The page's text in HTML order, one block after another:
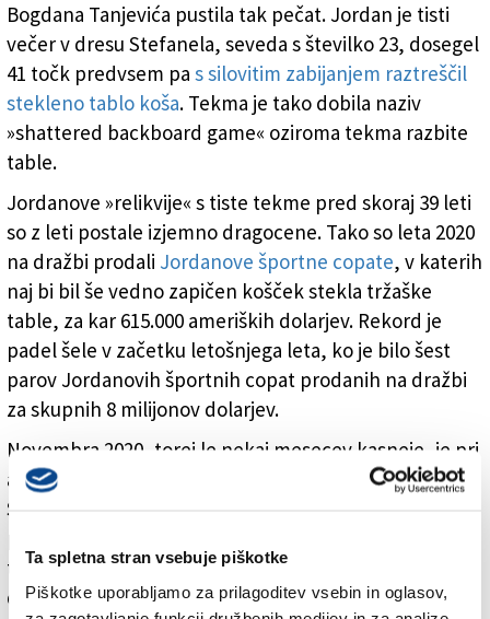
Ta spletna stran vsebuje piškotke
Piškotke uporabljamo za prilagoditev vsebin in oglasov,
Bogdana Tanjevića pustila tak pečat. Jordan je tisti
večer v dresu Stefanela, seveda s številko 23, dosegel
41 točk predvsem pa s silovitim zabijanjem raztreščil
stekleno tablo koša. Tekma je tako dobila naziv
»shattered backboard game« oziroma tekma razbite
table.
Jordanove »relikvije« s tiste tekme pred skoraj 39 leti
so z leti postale izjemno dragocene. Tako so leta 2020
na dražbi prodali Jordanove športne copate, v katerih
naj bi bil še vedno zapičen košček stekla tržaške
table, za kar 615.000 ameriških dolarjev. Rekord je
padel šele v začetku letošnjega leta, ko je bilo šest
parov Jordanovih športnih copat prodanih na dražbi
za skupnih 8 milijonov dolarjev.
Novembra 2020, torej le nekaj mesecev kasneje, je pri
avkcijski hiši Sotheby’s iz New Yorka šel na dražbo
Stefanelov dres s številko 23 in Jordanovim
tržaški Slovenec Erik Filipac, ki je zagnal spletno
denarno nabirko, s katero je želel dres ponovno